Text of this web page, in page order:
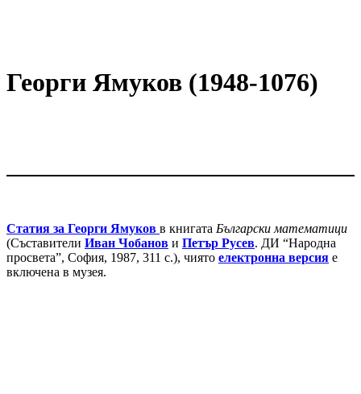
Георги Ямуков (1948-1076)
Статия за Георги Ямуков в книгата Български математици
(Съставители Иван Чобанов и Петър Русев. ДИ “Народна
просвета”, София, 1987, 311 с.), чиято електронна версия е
включена в музея.